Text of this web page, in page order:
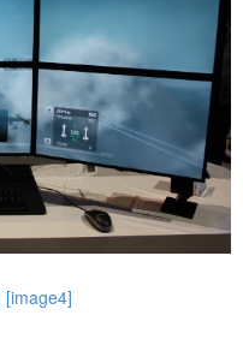
[image4]